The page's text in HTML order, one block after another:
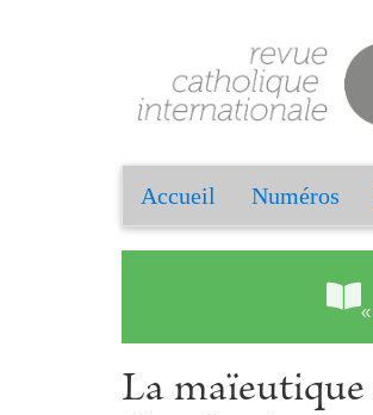
Accueil Numéros
La maïeutique